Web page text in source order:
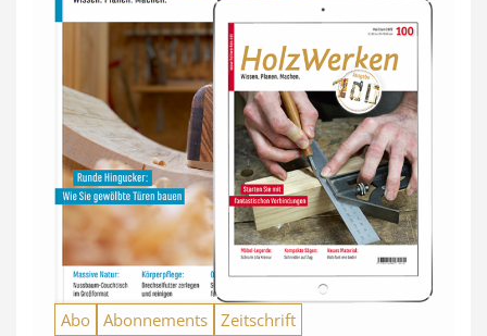
Abo Abonnements Zeitschrift